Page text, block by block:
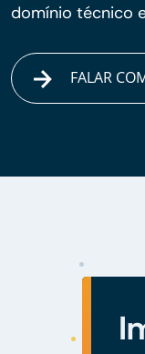
domínio técnico
FALAR